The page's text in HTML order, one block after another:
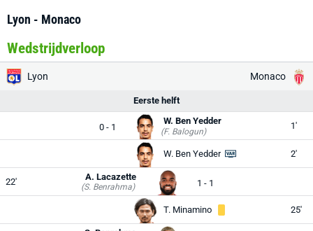
Lyon - Monaco
Wedstrijdverloop
Lyon Monaco
Eerste helft
0 - 1
W. Ben Yedder
(F. Balogun)
1'
W. Ben Yedder 2'
22' (S. Benrahma)
A. Lacazette
1 - 1
T. Minamino 25'